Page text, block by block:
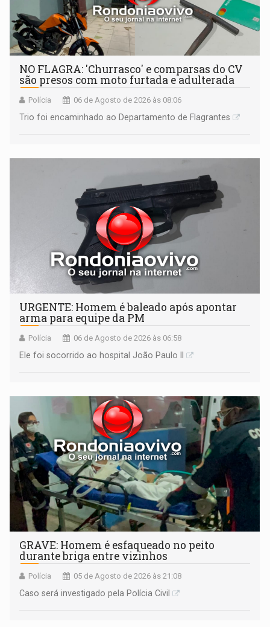
NO FLAGRA: 'Churrasco' e comparsas do CV
são presos com moto furtada e adulterada
Polícia 06 de Agosto de 2026 às 08:06
Trio foi encaminhado ao Departamento de Flagrantes
URGENTE: Homem é baleado após apontar
arma para equipe da PM
Polícia 06 de Agosto de 2026 às 06:58
Ele foi socorrido ao hospital João Paulo II
GRAVE: Homem é esfaqueado no peito
durante briga entre vizinhos
Polícia 05 de Agosto de 2026 às 21:08
Caso será investigado pela Polícia Civil